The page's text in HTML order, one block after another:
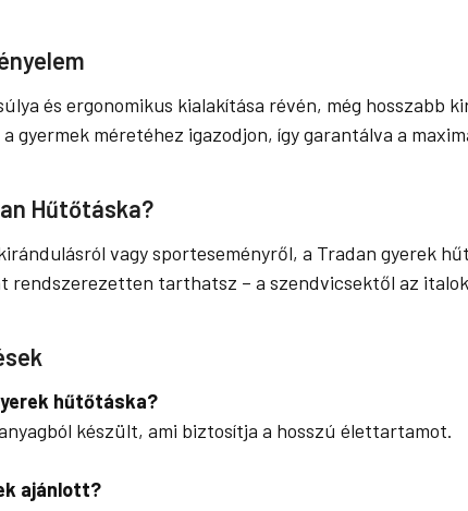
és ergonomikus kialakítása révén, még hosszabb
gyermek méretéhez igazodjon, így garantálva a
Hűtőtáska?
vagy sporteseményről, a Tradan gyerek
rendszerezetten tarthatsz – a szendvicsektől az
hűtőtáska?
készült, ami biztosítja a hosszú élettartamot.
ajánlott?